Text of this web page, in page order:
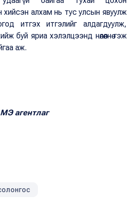
алхам нь тус улсын явуулж
итгэх итгэлийг алдагдуулж,
буй яриа хэлэлцээнд нөлөөлнө гэж
аж.
агентлаг